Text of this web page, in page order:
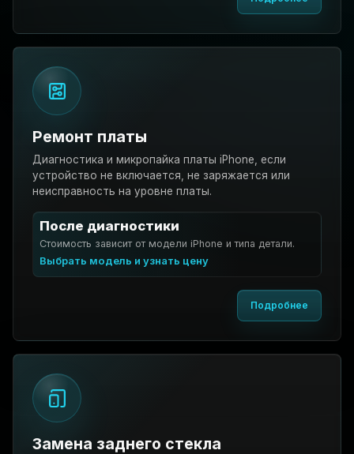
Ремонт платы
Диагностика и микропайка платы iPhone, если
устройство не включается, не заряжается или
неисправность на уровне платы.
После диагностики
Стоимость зависит от модели iPhone и типа детали.
Выбрать модель и узнать цену
Подробнее
Замена заднего стекла